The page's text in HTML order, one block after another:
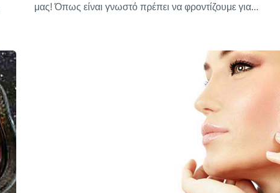
μας! Όπως είναι γνωστό πρέπει να φροντίζουμε για...